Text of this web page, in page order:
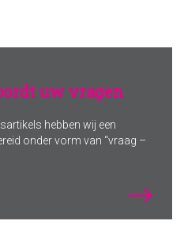
uw vragen
hebben wij een
onder vorm van “vraag –